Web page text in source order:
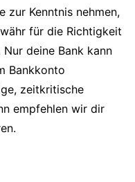
zur Kenntnis nehmen,
für die Richtigkeit
deine Bank kann
Bankkonto
zeitkritische
empfehlen wir dir